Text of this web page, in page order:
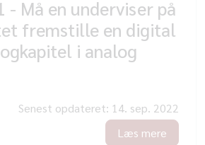
- Må en underviser på
fremstille en digital
i analog
Senest opdateret: 14. sep. 2022
Læs mere